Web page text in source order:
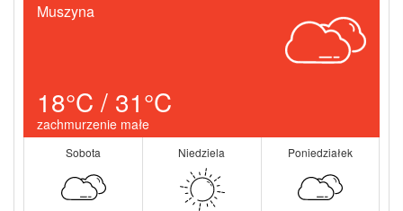
Muszyna
18°C / 31°C
zachmurzenie małe
Sobota Niedziela Poniedziałek